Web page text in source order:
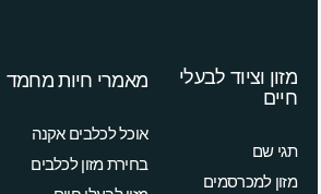
מזון וציוד לבעלי
חיים
תגי שם
מזון למכרסמים
מאמרי חיות מחמד
אוכל לכלבים אקנה
בחירת מזון לכלבים